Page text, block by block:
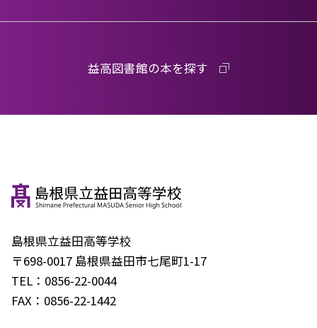
益高図書館の本を探す
島根県立益田高等学校
〒698-0017 島根県益田市七尾町1-17
TEL： 0856-22-0044
FAX： 0856-22-1442